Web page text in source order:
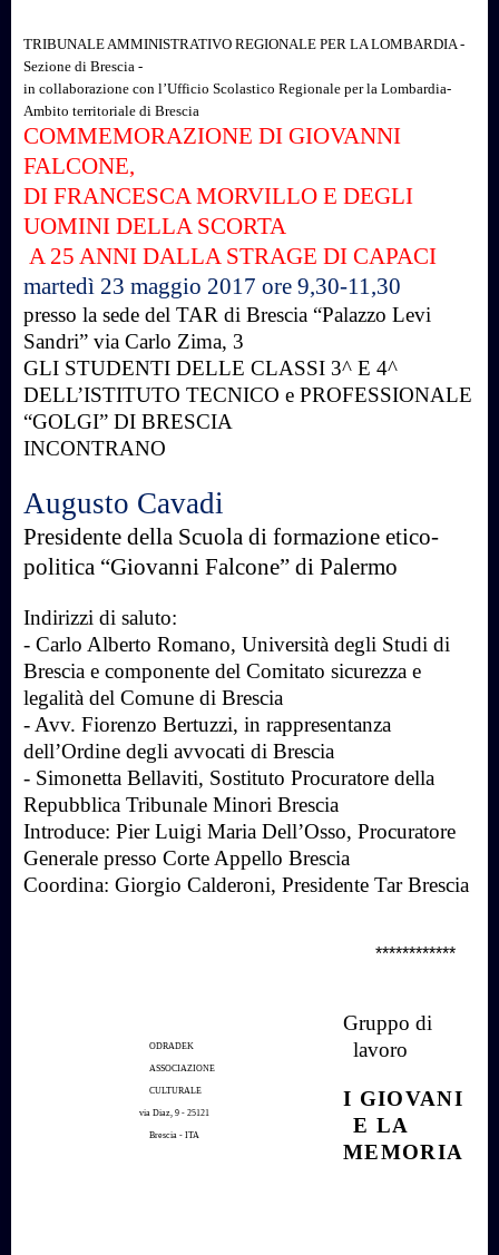
TRIBUNALE AMMINISTRATIVO REGIONALE PER LA LOMBARDIA -
Sezione di Brescia -
in collaborazione con l’Ufficio Scolastico Regionale per la Lombardia-
Ambito territoriale di Brescia
COMMEMORAZIONE DI GIOVANNI
FALCONE,
DI FRANCESCA MORVILLO E DEGLI
UOMINI DELLA SCORTA
A 25 ANNI DALLA STRAGE DI CAPACI
martedì 23 maggio 2017 ore 9,30-11,30
presso la sede del TAR di Brescia “Palazzo Levi
Sandri” via Carlo Zima, 3
GLI STUDENTI DELLE CLASSI 3^ E 4^
DELL’ISTITUTO TECNICO e PROFESSIONALE
“GOLGI” DI BRESCIA
INCONTRANO
Augusto Cavadi
Presidente della Scuola di formazione etico-
politica “Giovanni Falcone” di Palermo
Indirizzi di saluto:
- Carlo Alberto Romano, Università degli Studi di
Brescia e componente del Comitato sicurezza e
legalità del Comune di Brescia
- Avv. Fiorenzo Bertuzzi, in rappresentanza
dell’Ordine degli avvocati di Brescia
- Simonetta Bellaviti, Sostituto Procuratore della
Repubblica Tribunale Minori Brescia
Introduce: Pier Luigi Maria Dell’Osso, Procuratore
Generale presso Corte Appello Brescia
Coordina: Giorgio Calderoni, Presidente Tar Brescia
************
ODRADEK
ASSOCIAZIONE
CULTURALE
via Diaz, 9 - 25121
Brescia - ITA
Gruppo di
lavoro
I GIOVANI
E LA
MEMORIA